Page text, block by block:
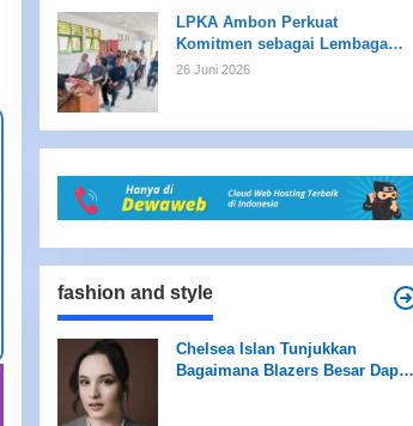
LPKA Ambon Perkuat
Komitmen sebagai Lembaga
Ramah Anak Melalui
26 Juni 2026
fashion and style
Chelsea Islan Tunjukkan
Bagaimana Blazers Besar Dapat